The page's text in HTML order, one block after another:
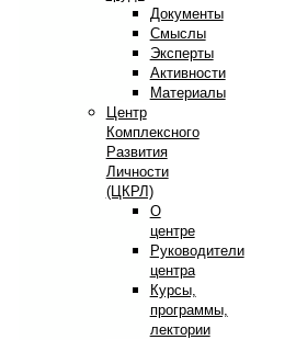
Документы
Смыслы
Эксперты
Активности
Материалы
Центр
Комплексного
Развития
Личности
(ЦКРЛ)
О
центре
Руководители
центра
Курсы,
программы,
лектории